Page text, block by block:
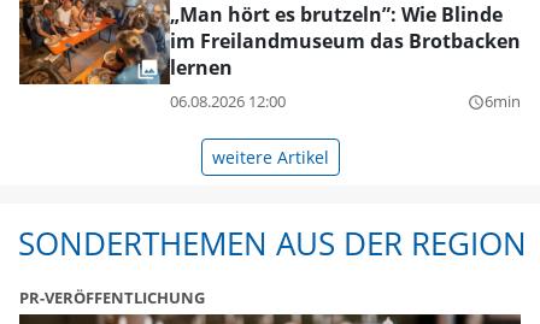
„Man hört es brutzeln”: Wie Blinde
im Freilandmuseum das Brotbacken
lernen
06.08.2026 12:00 query_builder6min
weitere Artikel
SONDERTHEMEN AUS DER REGION
PR-VERÖFFENTLICHUNG